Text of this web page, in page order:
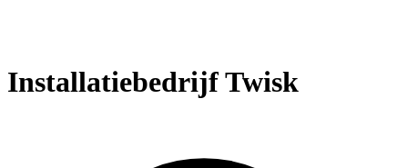
Installatiebedrijf Twisk